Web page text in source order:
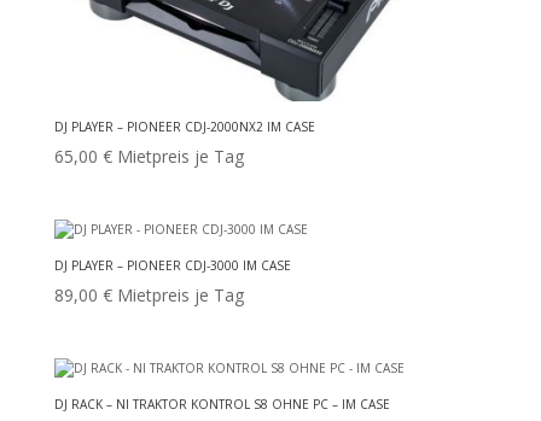
DJ PLAYER – PIONEER CDJ-2000NX2 IM CASE
65,00 € Mietpreis je Tag
DJ PLAYER – PIONEER CDJ-3000 IM CASE
89,00 € Mietpreis je Tag
DJ RACK – NI TRAKTOR KONTROL S8 OHNE PC – IM CASE